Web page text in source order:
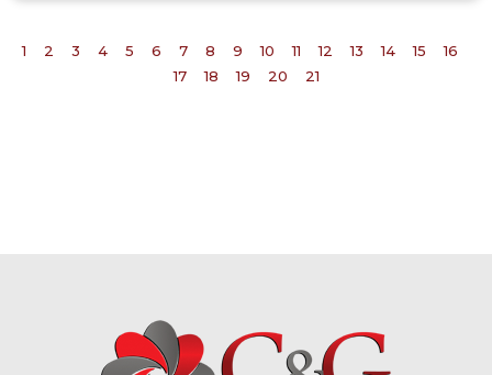
1 2 3 4 5 6 7 8 9 10 11 12 13 14 15
16
17
18 19 20 21